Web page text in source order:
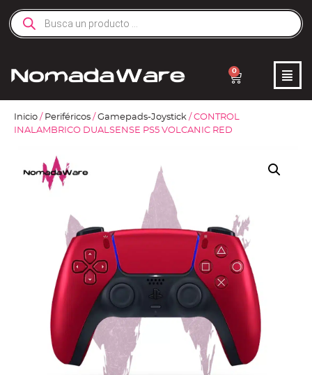
0
Inicio / Periféricos / Gamepads-Joystick / CONTROL
INALAMBRICO DUALSENSE PS5 VOLCANIC RED